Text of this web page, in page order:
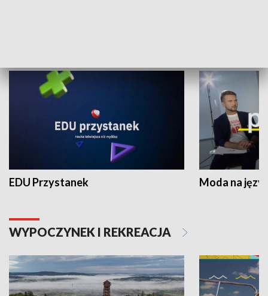
EDU Przystanek Moda na
WYPOCZYNEK I REKREACJA